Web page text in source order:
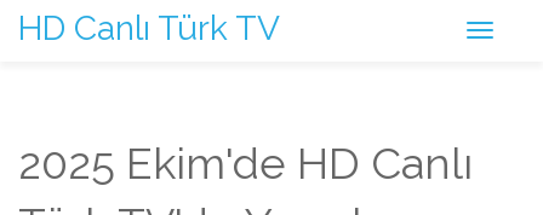
HD Canlı Türk TV
2025 Ekim'de HD Canlı